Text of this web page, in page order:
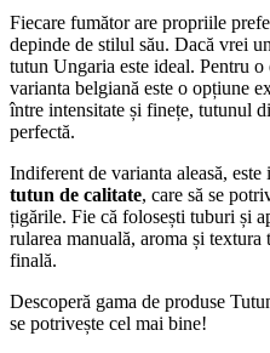
Fiecare fumător are propriile
depinde de stilul său. Dacă vrei
tutun Ungaria este ideal. Pentru
varianta belgiană este o opțiune
între intensitate și finețe, tutunul
perfectă.
Indiferent de varianta aleasă, este
tutun de calitate, care să se
țigările. Fie că folosești tuburi și
rularea manuală, aroma și
finală.
Descoperă gama de produse
se potrivește cel mai bine!